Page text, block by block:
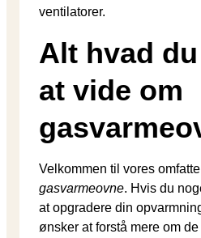
ventilatorer.
Alt hvad
at vide om
Velkommen til vores
gasvarmeovne. Hvis du
at opgradere din
ønsker at forstå mere om